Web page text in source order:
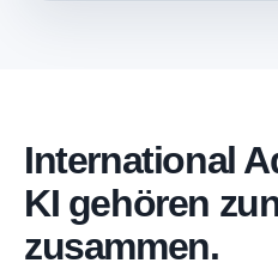
International
KI gehören
zusammen.